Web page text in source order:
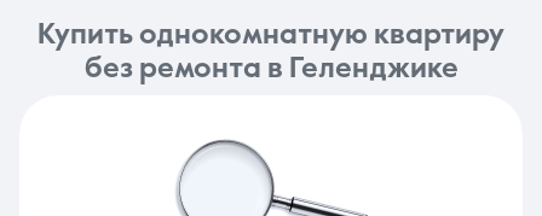
Купить однокомнатную квартиру
без ремонта в Геленджике